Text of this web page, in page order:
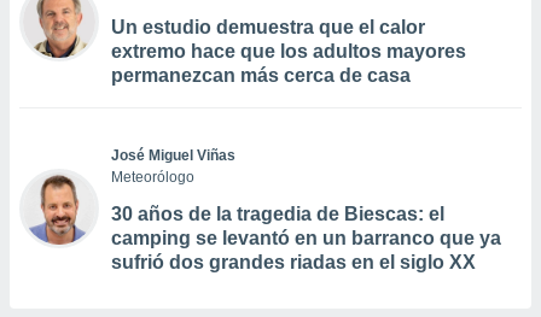
Un estudio demuestra que el calor
extremo hace que los adultos mayores
permanezcan más cerca de casa
José Miguel Viñas
Meteorólogo
30 años de la tragedia de Biescas: el
camping se levantó en un barranco que ya
sufrió dos grandes riadas en el siglo XX